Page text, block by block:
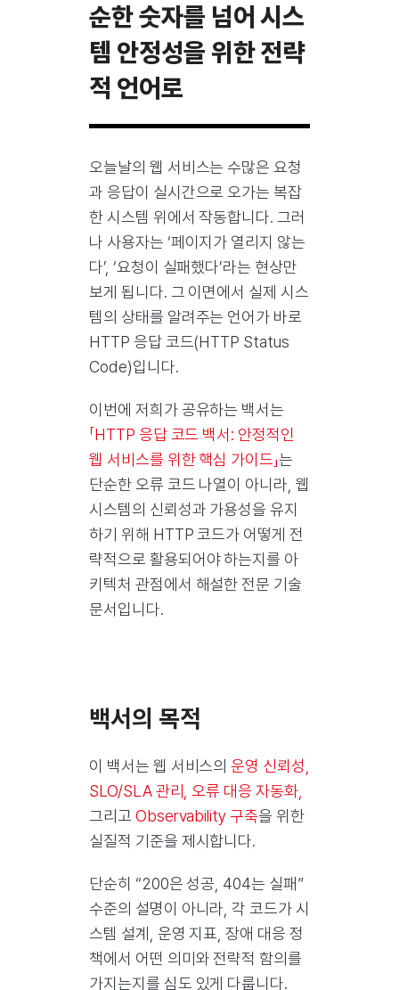
순한 숫자를 넘어 시스
템 안정성을 위한 전략
적 언어로
오늘날의 웹 서비스는 수많은 요청
과 응답이 실시간으로 오가는 복잡
한 시스템 위에서 작동합니다. 그러
나 사용자는 ‘페이지가 열리지 않는
다’, ‘요청이 실패했다’라는 현상만
보게 됩니다. 그 이면에서 실제 시스
템의 상태를 알려주는 언어가 바로
HTTP 응답 코드(HTTP Status
Code)입니다.
이번에 저희가 공유하는 백서는
「HTTP 응답 코드 백서: 안정적인
웹 서비스를 위한 핵심 가이드」는
단순한 오류 코드 나열이 아니라, 웹
시스템의 신뢰성과 가용성을 유지
하기 위해 HTTP 코드가 어떻게 전
략적으로 활용되어야 하는지를 아
키텍처 관점에서 해설한 전문 기술
문서입니다.
백서의 목적
이 백서는 웹 서비스의운영 신뢰성,
SLO/SLA 관리, 오류 대응 자동화,
그리고 Observability 구축을 위한
실질적 기준을 제시합니다.
단순히 “200은 성공, 404는 실패”
수준의 설명이 아니라, 각 코드가 시
스템 설계, 운영 지표, 장애 대응 정
책에서 어떤 의미와 전략적 함의를
가지는지를 심도 있게 다룹니다.